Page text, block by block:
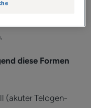
Es gibt
diese Formen
(akuter Telogen-